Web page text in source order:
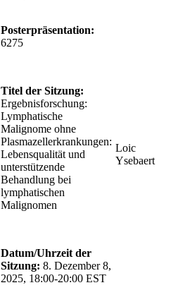
Posterpräsentation:
6275
Titel der Sitzung:
Ergebnisforschung:
Lymphatische
Malignome ohne
Plasmazellerkrankungen:
Lebensqualität und
unterstützende
Behandlung bei
lymphatischen
Malignomen
Datum/Uhrzeit der
Sitzung: 8. Dezember 8,
2025, 18:00-20:00 EST
Loic
Ysebaert